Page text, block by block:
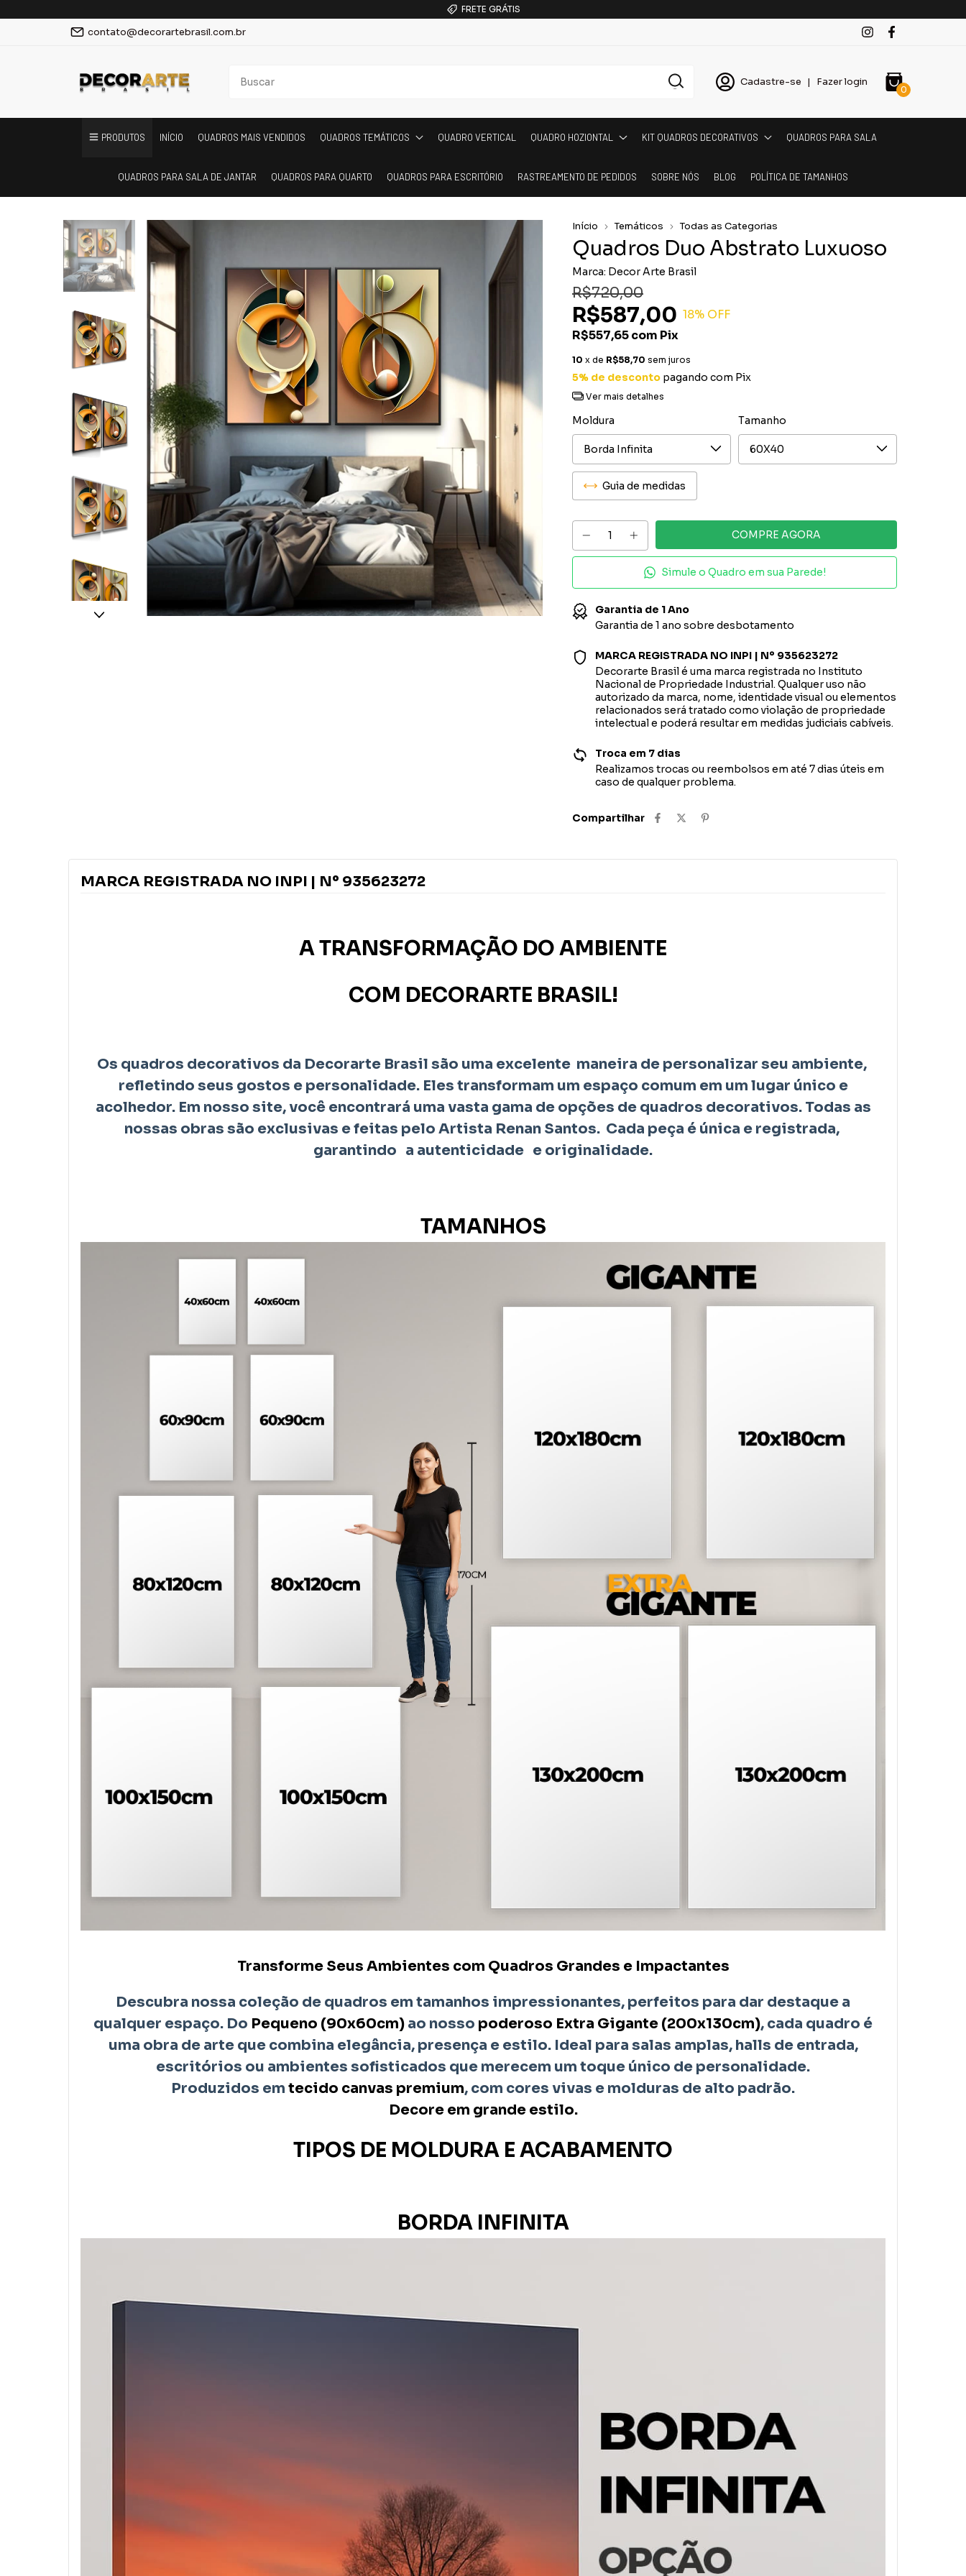
FRETE GRÁTIS
contato@decorartebrasil.com.br
Cadastre-se | Fazer login
0
PRODUTOS INÍCIO QUADROS MAIS VENDIDOS QUADROS TEMÁTICOS QUADRO VERTICAL QUADRO HOZIONTAL KIT QUADROS DECORATIVOS QUADROS PARA SALA
QUADROS PARA SALA DE JANTAR QUADROS PARA QUARTO QUADROS PARA ESCRITÓRIO RASTREAMENTO DE PEDIDOS SOBRE NÓS BLOG POLÍTICA DE TAMANHOS
Início Temáticos Todas as Categorias
Quadros Duo Abstrato Luxuoso
Marca: Decor Arte Brasil
R$720,00
R$587,00 18% OFF
R$557,65com Pix
10 x de R$58,70 sem juros
5% de desconto pagando com Pix
Ver mais detalhes
Moldura Tamanho
Guia de medidas
Simule o Quadro em sua Parede!
Garantia de 1 Ano
Garantia de 1 ano sobre desbotamento
MARCA REGISTRADA NO INPI | Nº 935623272
Decorarte Brasil é uma marca registrada no Instituto
Nacional de Propriedade Industrial. Qualquer uso não
autorizado da marca, nome, identidade visual ou elementos
relacionados será tratado como violação de propriedade
intelectual e poderá resultar em medidas judiciais cabíveis.
Troca em 7 dias
Realizamos trocas ou reembolsos em até 7 dias úteis em
caso de qualquer problema.
Compartilhar
MARCA REGISTRADA NO INPI | Nº 935623272
A TRANSFORMAÇÃO DO AMBIENTE
COM DECORARTE BRASIL!
Os quadros decorativos da Decorarte Brasil são uma excelente maneira de personalizar seu ambiente,
refletindo seus gostos e personalidade. Eles transformam um espaço comum em um lugar único e
acolhedor. Em nosso site, você encontrará uma vasta gama de opções de quadros decorativos. Todas as
nossas obras são exclusivas e feitas pelo Artista Renan Santos. Cada peça é única e registrada,
garantindo a autenticidade e originalidade.
TAMANHOS
Transforme Seus Ambientes com Quadros Grandes e Impactantes
Descubra nossa coleção de quadros em tamanhos impressionantes, perfeitos para dar destaque a
qualquer espaço. Do Pequeno (90x60cm) ao nosso poderoso Extra Gigante (200x130cm), cada quadro é
uma obra de arte que combina elegância, presença e estilo. Ideal para salas amplas, halls de entrada,
escritórios ou ambientes sofisticados que merecem um toque único de personalidade.
Produzidos em tecido canvas premium, com cores vivas e molduras de alto padrão.
Decore em grande estilo.
TIPOS DE MOLDURA E ACABAMENTO
BORDA INFINITA